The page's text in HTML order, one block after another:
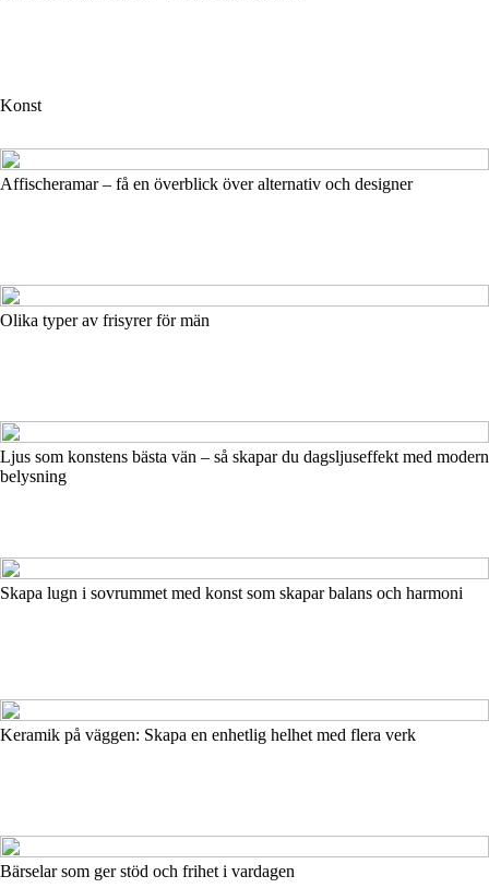
Konst
Affischeramar – få en överblick över alternativ och designer
Olika typer av frisyrer för män
Ljus som konstens bästa vän – så skapar du dagsljuseffekt med modern
belysning
Skapa lugn i sovrummet med konst som skapar balans och harmoni
Keramik på väggen: Skapa en enhetlig helhet med flera verk
Bärselar som ger stöd och frihet i vardagen